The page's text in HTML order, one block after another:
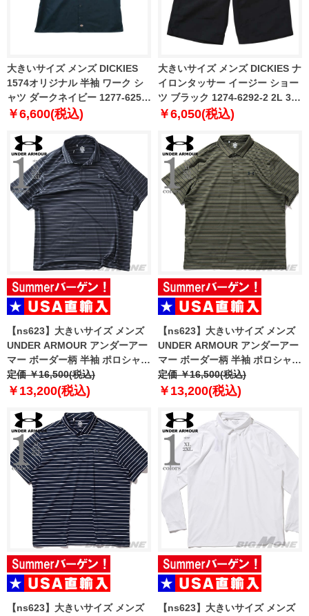
大きいサイズ メンズ DICKIES
1574オリジナル 半袖 ワーク シ
ャツ ダークネイビー 1277-6251-
3 3L 4L 5L
￥6,600(税込)
大きいサイズ メンズ DICKIES ナ
イロンタッサー イージー ショー
ツ ブラック 1274-6292-2 2L 3L
4L 5L
￥6,050(税込)
【ns623】大きいサイズ メンズ
UNDER ARMOUR アンダーアー
マー ボーダー柄 半袖 ポロシャツ
USA直輸入 6010980-001
定価 ￥16,500(税込)
￥13,200(税込)
【ns623】大きいサイズ メンズ
UNDER ARMOUR アンダーアー
マー ボーダー柄 半袖 ポロシャツ
USA直輸入 6010980-390
定価 ￥16,500(税込)
￥13,200(税込)
【ns623】大きいサイズ メンズ
【ns623】大きいサイズ メンズ